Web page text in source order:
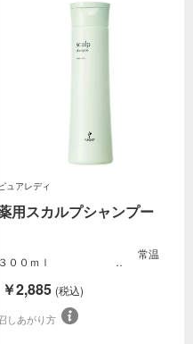
ュアレディ
用スカルプシャンプー
３００ｍｌ 常温
￥2,885 (税込)
しあがり方